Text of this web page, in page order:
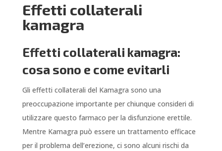
Effetti collaterali
kamagra
Effetti collaterali kamagra:
cosa sono e come evitarli
Gli effetti collaterali del Kamagra sono una
preoccupazione importante per chiunque consideri di
utilizzare questo farmaco per la disfunzione erettile.
Mentre Kamagra può essere un trattamento efficace
per il problema dell’erezione, ci sono alcuni rischi da